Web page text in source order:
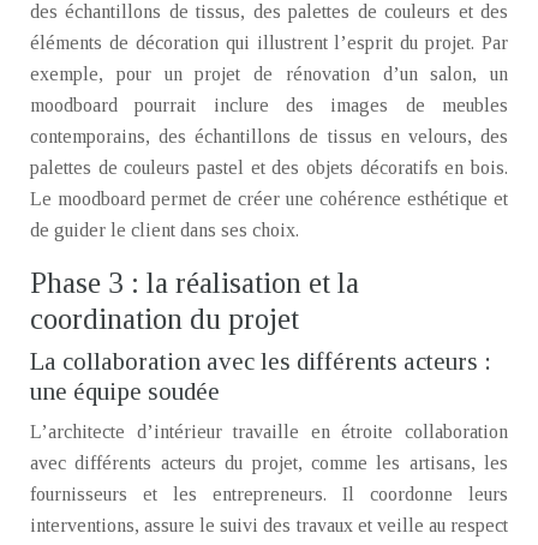
des échantillons de tissus, des palettes de couleurs et des
éléments de décoration qui illustrent l’esprit du projet. Par
exemple, pour un projet de rénovation d’un salon, un
moodboard pourrait inclure des images de meubles
contemporains, des échantillons de tissus en velours, des
palettes de couleurs pastel et des objets décoratifs en bois.
Le moodboard permet de créer une cohérence esthétique et
de guider le client dans ses choix.
Phase 3 : la réalisation et la
coordination du projet
La collaboration avec les différents acteurs :
une équipe soudée
L’architecte d’intérieur travaille en étroite collaboration
avec différents acteurs du projet, comme les artisans, les
fournisseurs et les entrepreneurs. Il coordonne leurs
interventions, assure le suivi des travaux et veille au respect